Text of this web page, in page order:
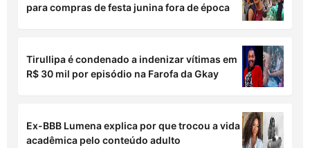
para compras de festa junina fora de época
Tirullipa é condenado a indenizar vítimas em
R$ 30 mil por episódio na Farofa da Gkay
Ex-BBB Lumena explica por que trocou a vida
acadêmica pelo conteúdo adulto